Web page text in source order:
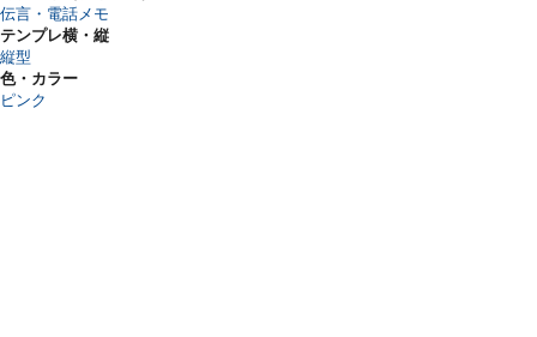
伝言・電話メモ
テンプレ横・縦
縦型
色・カラー
ピンク